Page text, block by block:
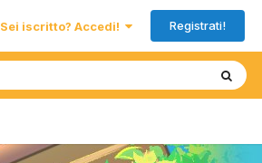
Sei iscritto? Accedi! Registrati!